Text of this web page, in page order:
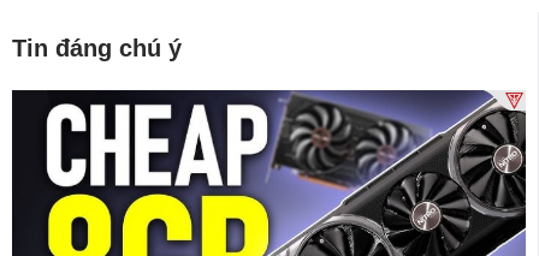
Tin đáng chú ý